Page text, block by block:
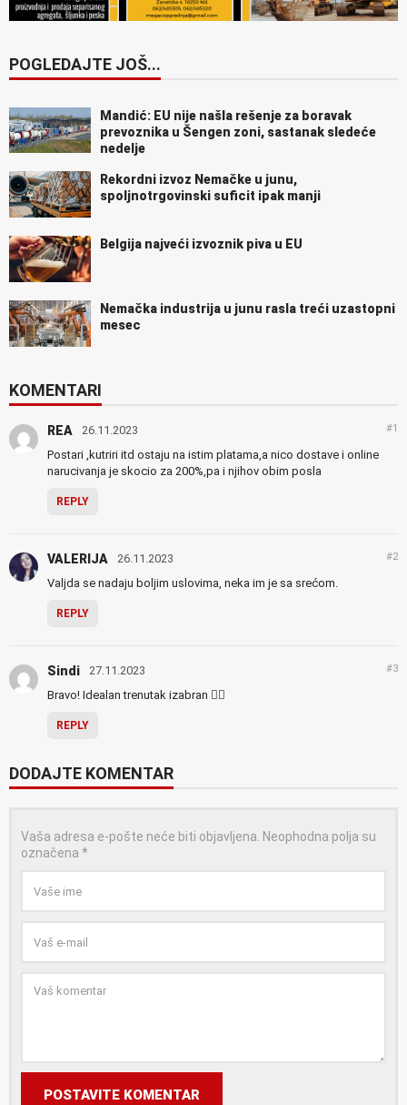
POGLEDAJTE JOŠ...
Mandić: EU nije našla rešenje za boravak
prevoznika u Šengen zoni, sastanak sledeće
nedelje
Rekordni izvoz Nemačke u junu,
spoljnotrgovinski suficit ipak manji
Belgija najveći izvoznik piva u EU
Nemačka industrija u junu rasla treći uzastopni
mesec
KOMENTARI
REA 26.11.2023 #1
Postari ,kutriri itd ostaju na istim platama,a nico dostave i online
narucivanja je skocio za 200%,pa i njihov obim posla
REPLY
VALERIJA 26.11.2023 #2
Valjda se nadaju boljim uslovima, neka im je sa srećom.
REPLY
Sindi 27.11.2023 #3
Bravo! Idealan trenutak izabran 👌🏻
REPLY
DODAJTE KOMENTAR
Vaša adresa e-pošte neće biti objavljena. Neophodna polja su
označena *
POSTAVITE KOMENTAR